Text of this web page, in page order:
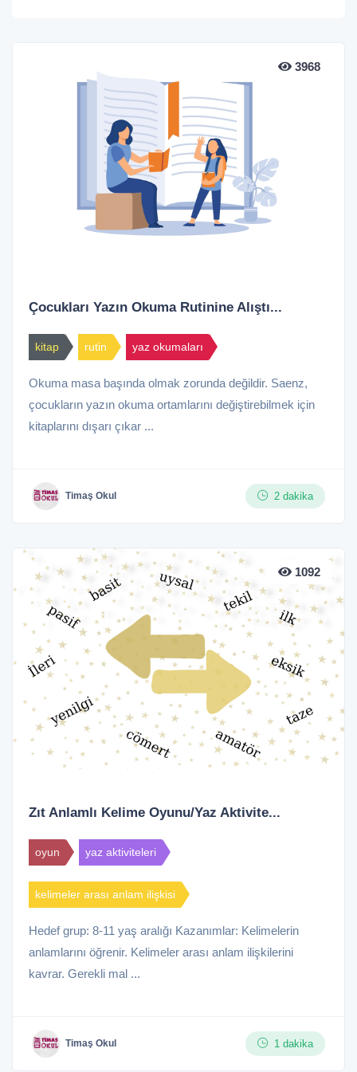
3968
Çocukları Yazın Okuma Rutinine Alıştı...
kitap rutin yaz okumaları
Okuma masa başında olmak zorunda değildir. Saenz,
çocukların yazın okuma ortamlarını değiştirebilmek için
kitaplarını dışarı çıkar ...
Timaş Okul 2 dakika
1092
Zıt Anlamlı Kelime Oyunu/Yaz Aktivite...
oyun yaz aktiviteleri
kelimeler arası anlam ilişkisi
Hedef grup: 8-11 yaş aralığı Kazanımlar: Kelimelerin
anlamlarını öğrenir. Kelimeler arası anlam ilişkilerini
kavrar. Gerekli mal ...
Timaş Okul 1 dakika